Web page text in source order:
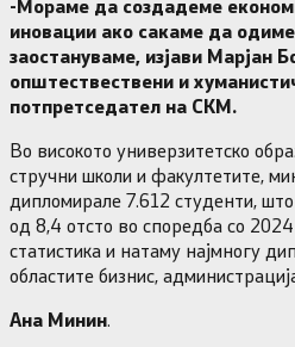
-Мораме да создадеме
иновации ако сакаме да
заостануваме, изјави Марјан
општествествени и
потпретседател на СКМ.
Во високото универзитетско
стручни школи и факултетите,
дипломирале 7.612 студенти,
од 8,4 отсто во споредба со
статистика и натаму најмногу
областите бизнис,
Ана Минин.